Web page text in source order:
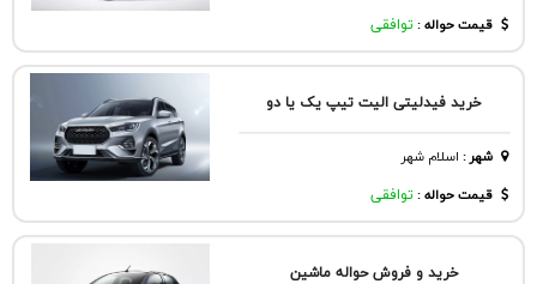
قیمت حواله : توافقی
خرید فیدلیتی الیت تیپ یک یا دو
شهر: اسلام شهر
قیمت حواله : توافقی
خرید و فروش حواله ماشین